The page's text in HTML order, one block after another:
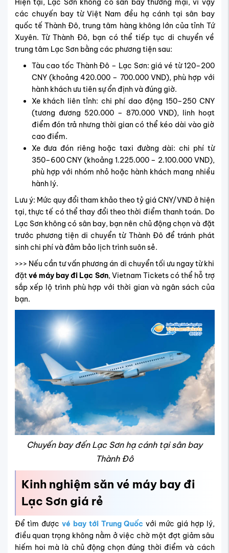
Hiện tại, Lạc Sơn không có sân bay thương mại, vì vậy
các chuyến bay từ Việt Nam đều hạ cánh tại sân bay
quốc tế Thành Đô, trung tâm hàng không lớn của tỉnh Tứ
Xuyên. Từ Thành Đô, bạn có thể tiếp tục di chuyển về
trung tâm Lạc Sơn bằng các phương tiện sau:
Tàu cao tốc Thành Đô – Lạc Sơn: giá vé từ 120–200
CNY (khoảng 420.000 – 700.000 VND), phù hợp với
hành khách ưu tiên sự ổn định và đúng giờ.
Xe khách liên tỉnh: chi phí dao động 150–250 CNY
(tương đương 520.000 – 870.000 VND), linh hoạt
điểm đón trả nhưng thời gian có thể kéo dài vào giờ
cao điểm.
Xe đưa đón riêng hoặc taxi đường dài: chi phí từ
350–600 CNY (khoảng 1.225.000 – 2.100.000 VND),
phù hợp với nhóm nhỏ hoặc hành khách mang nhiều
hành lý.
Lưu ý: Mức quy đổi tham khảo theo tỷ giá CNY/VND ở hiện
tại, thực tế có thể thay đổi theo thời điểm thanh toán. Do
Lạc Sơn không có sân bay, bạn nên chủ động chọn và đặt
trước phương tiện di chuyển từ Thành Đô để tránh phát
sinh chi phí và đảm bảo lịch trình suôn sẻ.
>>> Nếu cần tư vấn phương án di chuyển tối ưu ngay từ khi
đặtvé máy bay đi Lạc Sơn, Vietnam Tickets có thể hỗ trợ
sắp xếp lộ trình phù hợp với thời gian và ngân sách của
bạn.
Chuyến bay đến Lạc Sơn hạ cánh tại sân bay
Thành Đô
Kinh nghiệm săn vé máy bay đi
Lạc Sơn giá rẻ
Để tìm được vé bay tới Trung Quốc với mức giá hợp lý,
điều quan trọng không nằm ở việc chờ một đợt giảm sâu
hiếm hoi mà là chủ động chọn đúng thời điểm và cách